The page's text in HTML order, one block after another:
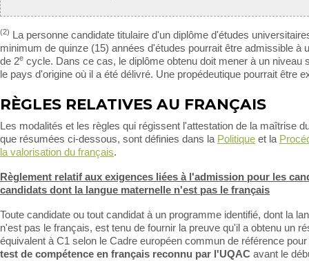
(2)
La personne candidate titulaire d'un diplôme d'études
minimum de quinze (15) années d'études pourrait être admissible à
de 2e cycle. Dans ce cas, le diplôme obtenu doit mener à un niveau
le pays d'origine où il a été délivré. Une propédeutique pourrait être
RÈGLES RELATIVES AU FRANÇAIS
Les modalités et les règles qui régissent l'attestation de la maîtrise
que résumées ci-dessous, sont définies dans la Politique et la
la valorisation du français.
Règlement relatif aux exigences liées à l'admission pour les
candidats dont la langue maternelle n'est pas le français
Toute candidate ou tout candidat à un programme identifié, dont la
n'est pas le français, est tenu de fournir la preuve qu'il a obtenu un
équivalent à C1 selon le Cadre européen commun de référence
test de compétence en français reconnu par l'UQAC avant le